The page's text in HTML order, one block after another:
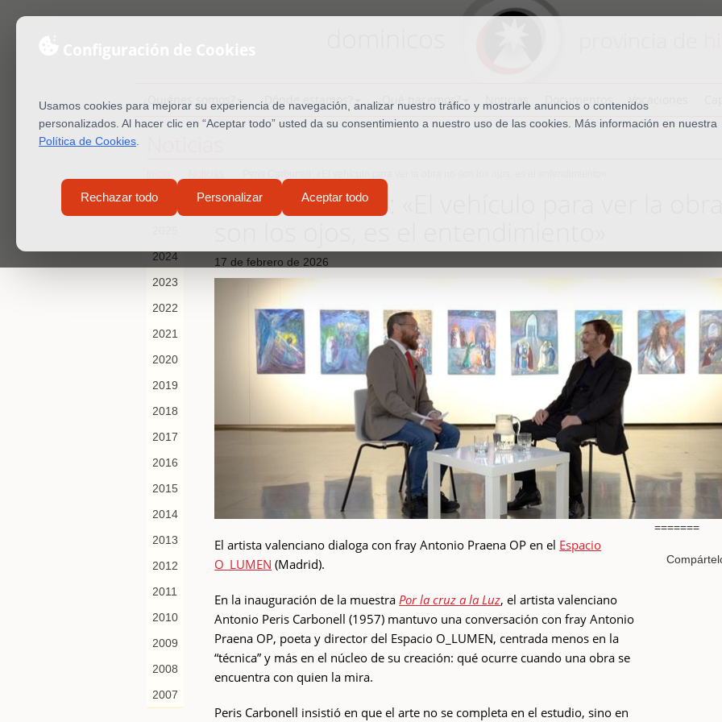
Usamos cookies para mejorar su experiencia de navegación, analizar nuestro tráfico y mostrarle anuncios o contenidos
personalizados. Al hacer clic en “Aceptar todo” usted da su consentimiento a nuestro uso de las cookies. Más información en nuestra
Política de Cookies
Rechazar todo Personalizar Aceptar todo
¿Quiénes somos? ¿Dónde estamos? ¿Qué hacemos? Noticias Documentos Vocaciones
2026
2024
2023
2022
2021
2020
2019
2018
2017
2016
2015
2014
2013
2012
2011
2010
2009
2008
2007
Peris Carbonell: «El vehículo para ver la
17 de febrero de 2026
El artista valenciano dialoga con fray Antonio Praena OP en el Espacio
O_LUMEN (Madrid).
En la inauguración de la muestra Por la cruz a la Luz, el artista valenciano
Antonio Peris Carbonell (1957) mantuvo una conversación con fray Antonio
Praena OP, poeta y director del Espacio O_LUMEN, centrada menos en la
“técnica” y más en el núcleo de su creación: qué ocurre cuando una obra se
encuentra con quien la mira.
Peris Carbonell insistió en que el arte no se completa en el estudio, sino en
=======